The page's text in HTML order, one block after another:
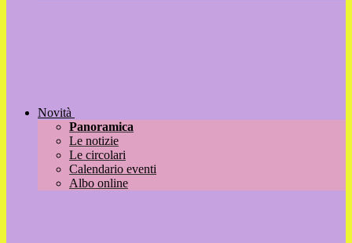
Novità
Panoramica
Le notizie
Le circolari
Calendario eventi
Albo online